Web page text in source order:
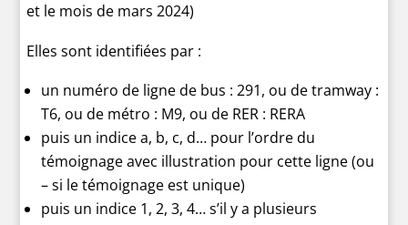
et le mois de mars 2024)
Elles sont identifiées par :
un numéro de ligne de bus : 291, ou de tramway :
T6, ou de métro : M9, ou de RER : RERA
puis un indice a, b, c, d… pour l’ordre du
témoignage avec illustration pour cette ligne (ou
– si le témoignage est unique)
puis un indice 1, 2, 3, 4… s’il y a plusieurs